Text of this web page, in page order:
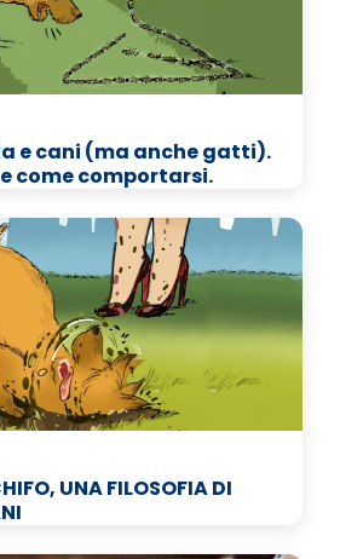
e cani (ma anche gatti).
come comportarsi.
UNA FILOSOFIA DI